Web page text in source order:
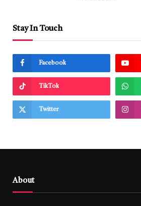
Stay In Touch
Facebook
TikTok
Twitter
About